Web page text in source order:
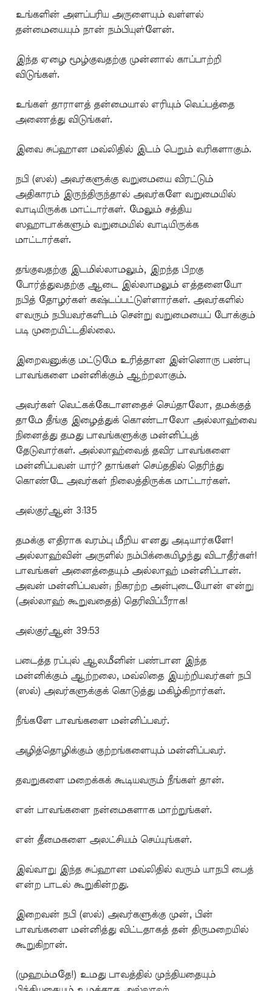
உங்களின் அளப்பரிய அருளையும் வள்ளல்
தன்மையையும் நான் நம்பியுள்ளேன்.
இந்த ஏழை மூழ்குவதற்கு முன்னால் காப்பாற்றி
விடுங்கள்.
உங்கள் தாராளத் தன்மையால் எரியும் வெப்பத்தை
அணைத்து விடுங்கள்.
இவை சுப்ஹான மவ்லிதில் இடம் பெறும் வரிகளாகும்.
நபி (ஸல்) அவர்களுக்கு வறுமையை விரட்டும்
அதிகாரம் இருந்திருந்தால் அவர்களே வறுமையில்
வாடியிருக்க மாட்டார்கள். மேலும் சத்திய
ஸஹாபாக்களும் வறுமையில் வாடியிருக்க
மாட்டார்கள்.
தங்குவதற்கு இடமில்லாமலும், இறந்த பிறகு
போர்த்துவதற்கு ஆடை இல்லாமலும் எத்தனையோ
நபித் தோழர்கள் கஷ்டப்பட்டுள்ளார்கள். அவர்களில்
எவரும் நபியவர்களிடம் சென்று வறுமையைப் போக்கும்
படி முறையிட்டதில்லை.
இறைவனுக்கு மட்டுமே உரித்தான இன்னொரு பண்பு
பாவங்களை மன்னிக்கும் ஆற்றலாகும்.
அவர்கள் வெட்கக்கேடானதைச் செய்தாலோ, தமக்குத்
தாமே தீங்கு இழைத்துக் கொண்டாலோ அல்லாஹ்வை
நினைத்து தமது பாவங்களுக்கு மன்னிப்புத்
தேடுவார்கள். அல்லாஹ்வைத் தவிர பாவங்களை
மன்னிப்பவன் யார்? தாங்கள் செய்ததில் தெரிந்து
கொண்டே அவர்கள் நிலைத்திருக்க மாட்டார்கள்.
அல்குர்ஆன் 3:135
தமக்கு எதிராக வரம்பு மீறிய எனது அடியார்களே!
அல்லாஹ்வின் அருளில் நம்பிக்கையிழந்து விடாதீர்கள்!
பாவங்கள் அனைத்தையும் அல்லாஹ் மன்னிப்பான்.
அவன் மன்னிப்பவன்; நிகரற்ற அன்புடையோன் என்று
(அல்லாஹ் கூறுவதைத்) தெரிவிப்பீராக!
அல்குர்ஆன் 39:53
படைத்த ரப்புல் ஆலமீனின் பண்பான இந்த
மன்னிக்கும் ஆற்றலை, மவ்லிதை இயற்றியவர்கள் நபி
(ஸல்) அவர்களுக்குக் கொடுத்து மகிழ்கிறார்கள்.
நீங்களே பாவங்களை மன்னிப்பவர்.
அழித்தொழிக்கும் குற்றங்களையும் மன்னிப்பவர்.
தவறுகளை மறைக்கக் கூடியவரும் நீங்கள் தான்.
என் பாவங்களை நன்மைகளாக மாற்றுங்கள்.
என் தீமைகளை அலட்சியம் செய்யுங்கள்.
இவ்வாறு இந்த சுப்ஹான மவ்லிதில் வரும் யாநபி பைத்
என்ற பாடல் கூறுகின்றது.
இறைவன் நபி (ஸல்) அவர்களுக்கு முன், பின்
பாவங்களை மன்னித்து விட்டதாகத் தன் திருமறையில்
கூறுகிறான்.
(முஹம்மதே!) உமது பாவத்தில் முந்தியதையும்